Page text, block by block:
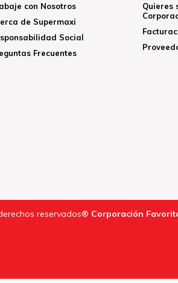
con Nosotros
de Supermaxi
Social
Frecuentes
Quieres
reservados® Corporación